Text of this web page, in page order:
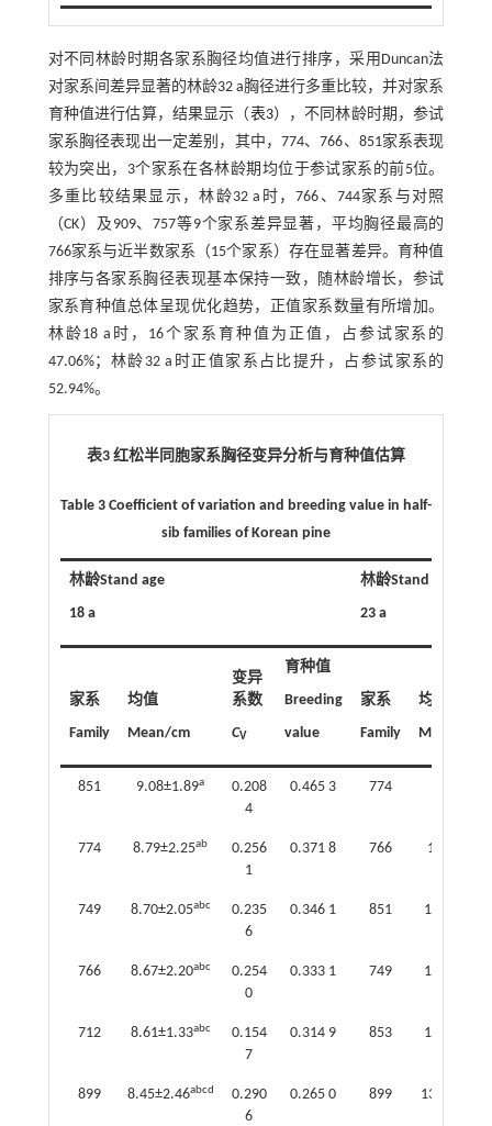
对不同林龄时期各家系胸径均值进行排序，采用Duncan法
对家系间差异显著的林龄32 a胸径进行多重比较，并对家系
育种值进行估算，结果显示（ 表3），不同林龄时期，参试
家系胸径表现出一定差别，其中，774、766、851家系表现
较为突出，3个家系在各林龄期均位于参试家系的前5位。
多重比较结果显示，林龄32 a时，766、744家系与对照
（CK）及909、757等9个家系差异显著，平均胸径最高的
766家系与近半数家系（15个家系）存在显著差异。育种值
排序与各家系胸径表现基本保持一致，随林龄增长，参试
家系育种值总体呈现优化趋势，正值家系数量有所增加。
林龄18 a时，16个家系育种值为正值，占参试家系的
47.06%；林龄32 a时正值家系占比提升，占参试家系的
52.94%。
表3 红松半同胞家系胸径变异分析与育种值估算
Table 3 Coefficient of variation and breeding value in half-
sib families of Korean pine
林龄Stand age
18 a
林龄Stand age
23 a
家系
Family
均值
Mean/cm
变异
系数
CV
育种值
Breeding
value
家系
Family
均值
Mean/cm
851 9.08±1.89a
0.208
4
0.465 3 774
774 8.79±2.25ab
0.256
1
0.371 8 766
749 8.70±2.05abc
0.235
6
0.346 1 851
766 8.67±2.20abc
0.254
0
0.333 1 749
712 8.61±1.33abc
0.154
7
0.314 9 853
899 8.45±2.46abcd
0.290
6
0.265 0 899 13.25±3.23